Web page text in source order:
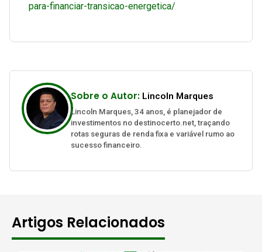
para-financiar-transicao-energetica/
Sobre o Autor: Lincoln Marques
Lincoln Marques, 34 anos, é planejador de
investimentos no destinocerto.net, traçando
rotas seguras de renda fixa e variável rumo ao
sucesso financeiro.
Artigos Relacionados